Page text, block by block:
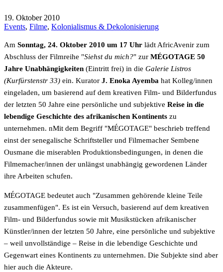
19. Oktober 2010
Events, Filme, Kolonialismus & Dekolonisierung
Am Sonntag, 24. Oktober 2010 um 17 Uhr lädt AfricAvenir zum
Abschluss der Filmreihe "Siehst du mich?" zur MÉGOTAGE 50
Jahre Unabhängigkeiten (Eintritt frei) in die Galerie Listros
(Kurfürstenstr 33) ein. Kurator J. Enoka Ayemba hat Kolleg/innen
eingeladen, um basierend auf dem kreativen Film- und Bilderfundus
der letzten 50 Jahre eine persönliche und subjektive Reise in die
lebendige Geschichte des afrikanischen Kontinents zu
unternehmen. nMit dem Begriff "MÉGOTAGE" beschrieb treffend
einst der senegalische Schriftsteller und Filmemacher Sembene
Ousmane die miserablen Produktionsbedingungen, in denen die
Filmemacher/innen der unlängst unabhängig gewordenen Länder
ihre Arbeiten schufen.
MÉGOTAGE bedeutet auch "Zusammen gehörende kleine Teile
zusammenfügen". Es ist ein Versuch, basierend auf dem kreativen
Film- und Bilderfundus sowie mit Musikstücken afrikanischer
Künstler/innen der letzten 50 Jahre, eine persönliche und subjektive
– weil unvollständige – Reise in die lebendige Geschichte und
Gegenwart eines Kontinents zu unternehmen. Die Subjekte sind aber
hier auch die Akteure.